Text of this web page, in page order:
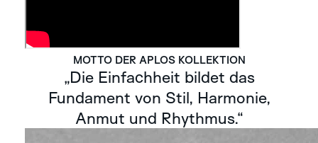
MOTTO DER APLOS KOLLEKTION
„Die Einfachheit bildet das
Fundament von Stil, Harmonie,
Anmut und Rhythmus.“